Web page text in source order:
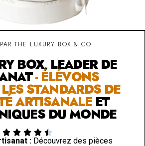
THE LUXURY BOX & CO
BOX, LEADER DE
- ÉLÉVONS
STANDARDS DE
ARTISANALE ET
DU MONDE
    
:Découvrez des pièces